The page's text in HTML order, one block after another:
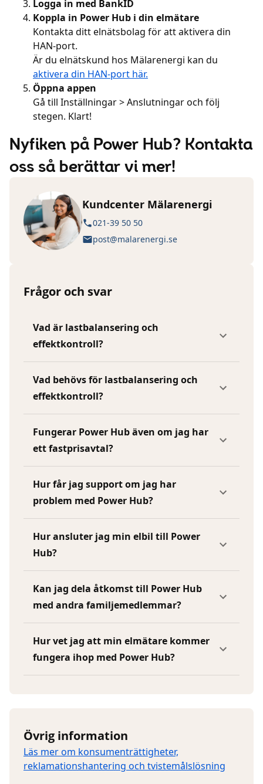
Logga in med BankID
Koppla in Power Hub i din elmätare
Kontakta ditt elnätsbolag för att aktivera din
HAN-port.
Är du elnätskund hos Mälarenergi kan du
aktivera din HAN-port här.
Öppna appen
Gå till Inställningar > Anslutningar och följ
stegen. Klart!
Nyfiken på Power Hub? Kontakta
oss så berättar vi mer!
Kundcenter Mälarenergi
021-39 50 50
post@malarenergi.se
Frågor och svar
Vad är lastbalansering och
effektkontroll?
Vad behövs för lastbalansering och
effektkontroll?
Fungerar Power Hub även om jag har
ett fastprisavtal?
Hur får jag support om jag har
problem med Power Hub?
Hur ansluter jag min elbil till Power
Hub?
Kan jag dela åtkomst till Power Hub
med andra familjemedlemmar?
Hur vet jag att min elmätare kommer
fungera ihop med Power Hub?
Övrig information
Läs mer om konsumenträttigheter,
reklamationshantering och tvistemålslösning